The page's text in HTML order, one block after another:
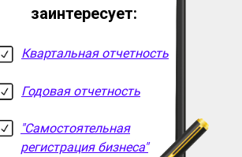
"Самостоятельная
регистрация бизнеса"
заинтересует:
Квартальная отчетность
Годовая отчетность